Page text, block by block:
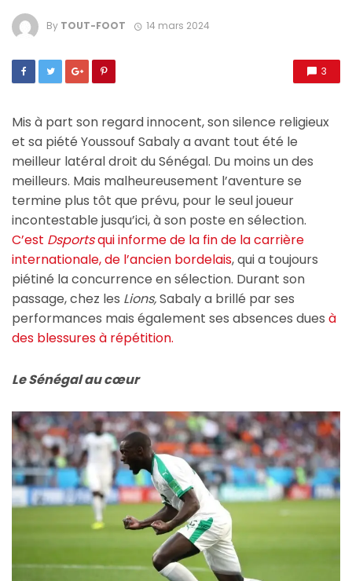
By TOUT-FOOT 14 mars 2024
3
Mis à part son regard innocent, son silence religieux
et sa piété Youssouf Sabaly a avant tout été le
meilleur latéral droit du Sénégal. Du moins un des
meilleurs. Mais malheureusement l’aventure se
termine plus tôt que prévu, pour le seul joueur
incontestable jusqu’ici, à son poste en sélection.
C’est Dsportsqui informe de la fin de la carrière
internationale, de l’ancien bordelais, qui a toujours
piétiné la concurrence en sélection. Durant son
passage, chez les Lions,Sabaly a brillé par ses
performances mais également ses absences dues à
des blessures à répétition.
Le Sénégal au cœur